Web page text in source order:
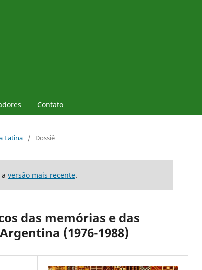
Contato
Latina / Dossiê
versão mais recente.
das memórias e das
(1976-1988)